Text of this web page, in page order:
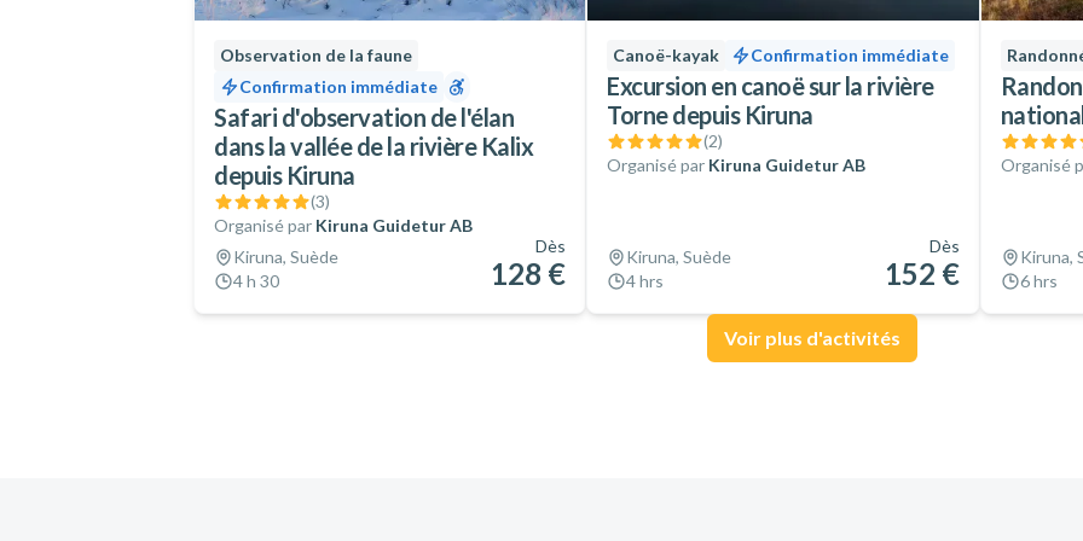
météorologiques)
Lunettes de soleil
Crème solaire
Chaussures de sport
Observation de la faune
Confirmation immédiate
Safari d'observation de l'élan
dans la vallée de la rivière Kalix
depuis Kiruna
(3)
Organisé par Kiruna Guidetur AB
Kiruna, Suède
4 h 30
Dès
128 €
Canoë-kayak Confirmation immédiate
Excursion en canoë sur la rivière
Torne depuis Kiruna
(2)
Organisé par Kiruna Guidetur AB
Kiruna, Suède
4 hrs
Dès
152 €
Organisé
Kiruna,
6 hrs
Voir plus d'activités